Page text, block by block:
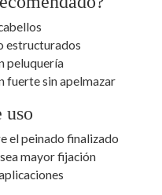
estructurados
peluquería
fuerte sin apelmazar
uso
el peinado finalizado
mayor fijación